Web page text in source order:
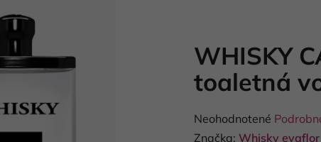
WHISKY
toaletná
Priemerné
hodnotenie
Neohodnotené
Značka: Whisky evaflor